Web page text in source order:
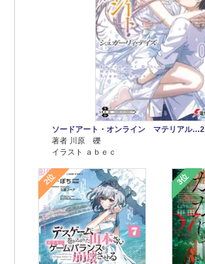
ソードアート・オンライン マテリアル…2
著者 川原 礫
イラスト ａｂｅｃ
2位 3位